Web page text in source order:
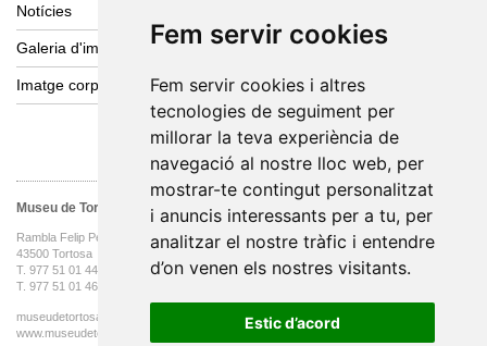
Fem servir cookies
Fem servir cookies i altres
tecnologies de seguiment per
millorar la teva experiència de
navegació al nostre lloc web, per
mostrar-te contingut personalitzat
i anuncis interessants per a tu, per
analitzar el nostre tràfic i entendre
d’on venen els nostres visitants.
Estic d’acord
Notícies
Galeria d'imatges
Imatge corporativa
Museu de Tortosa
Rambla Felip Pedrell, 3
43500 Tortosa
T. 977 51 01 44 oficines
T. 977 51 01 46
museudetortosa@tortosa.cat
www.museudetortosa.cat